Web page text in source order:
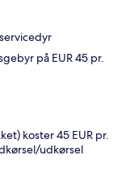
på EUR 45 pr.
koster 45 EUR pr.
udkørsel